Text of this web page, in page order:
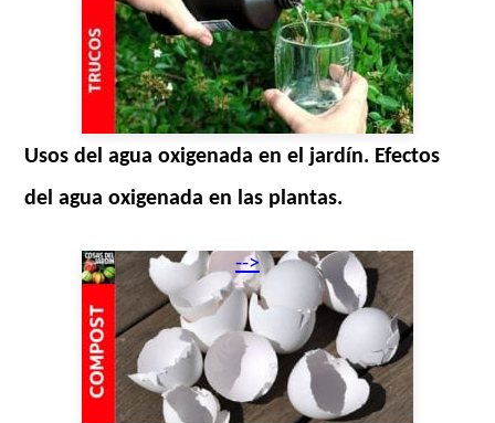
Usos del agua oxigenada en el jardín. Efectos
del agua oxigenada en las plantas.
-->